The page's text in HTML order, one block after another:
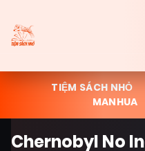
TIỆM SÁCH NHỎ
MANHUA
Chernobyl No